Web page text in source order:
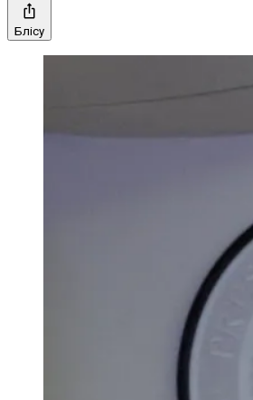
Бөлісу